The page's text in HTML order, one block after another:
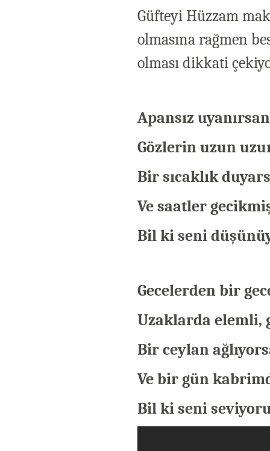
Güfteyi Hüzzam
olmasına rağmen
olması dikkati
Apansız
Gözlerin uzun
Bir sıcaklık
Ve saatler
Bil ki seni
Gecelerden bir
Uzaklarda elemli,
Bir ceylan
Ve bir gün
Bil ki seni